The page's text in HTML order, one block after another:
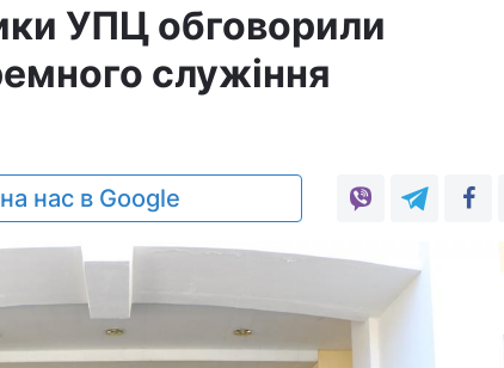
УПЦ обговорили
служіння
нас в Google